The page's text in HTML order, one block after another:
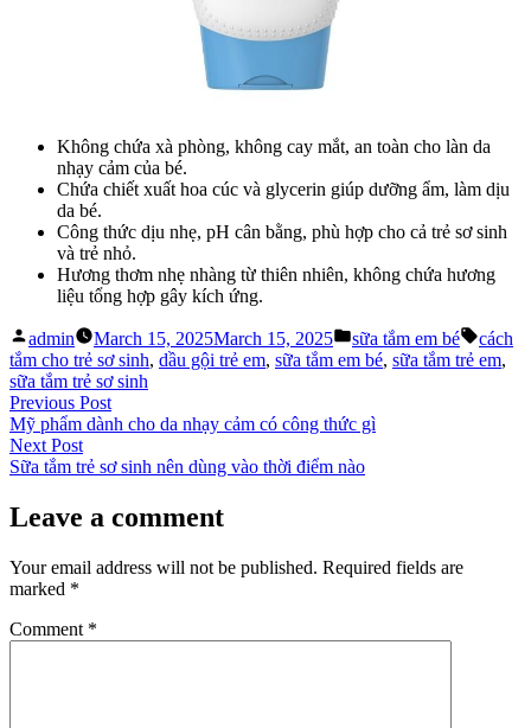
Không chứa xà phòng, không cay mắt, an toàn cho làn da
nhạy cảm của bé.
Chứa chiết xuất hoa cúc và glycerin giúp dưỡng ẩm, làm dịu
da bé.
Công thức dịu nhẹ, pH cân bằng, phù hợp cho cả trẻ sơ sinh
và trẻ nhỏ.
Hương thơm nhẹ nhàng từ thiên nhiên, không chứa hương
liệu tổng hợp gây kích ứng.
Posted
by
admin March 15, 2025March 15, 2025
Posted
in
sữa tắm em bé Tags:
cách
tắm cho trẻ sơ sinh, dầu gội trẻ em, sữa tắm em bé, sữa tắm trẻ em,
sữa tắm trẻ sơ sinh
Post
navigation
Previous PostPrevious
post:
Mỹ phẩm dành cho da nhạy cảm có công thức gì
Next PostNext
post:
Sữa tắm trẻ sơ sinh nên dùng vào thời điểm nào
Leave a comment
Your email address will not be published. Required fields are
marked *
Comment *